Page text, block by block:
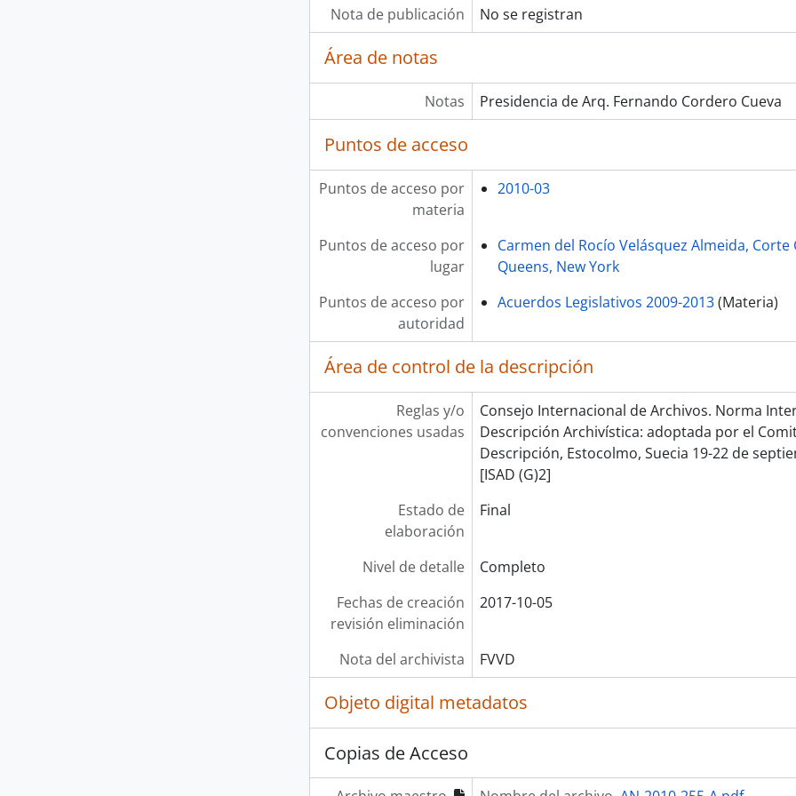
Nota de publicación No se registran
Área de notas
Notas Presidencia de Arq. Fernando Cordero Cueva
Puntos de acceso
Puntos de acceso por
materia
2010-03
Puntos de acceso por
lugar
Carmen del Rocío Velásquez Almeida, Corte
Queens, New York
Puntos de acceso por
autoridad
Acuerdos Legislativos 2009-2013(Materia)
Área de control de la descripción
Reglas y/o
convenciones usadas
Consejo Internacional de Archivos. Norma
Descripción Archivística: adoptada por el
Descripción, Estocolmo, Suecia 19-22 de
[ISAD (G)2]
Estado de
elaboración
Final
Nivel de detalle
Completo
Fechas de creación
revisión eliminación
2017-10-05
Nota del archivista FVVD
Objeto digital metadatos
Copias de Acceso